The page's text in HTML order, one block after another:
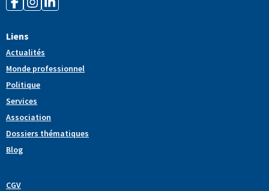
Liens
Actualités
Monde professionnel
Politique
Services
Association
Dossiers thématiques
Blog
CGV